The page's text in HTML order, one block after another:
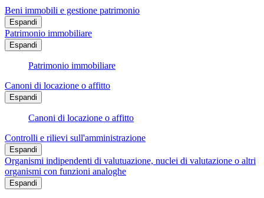
Beni immobili e gestione patrimonio
Espandi
Patrimonio immobiliare
Espandi
Patrimonio immobiliare
Canoni di locazione o affitto
Espandi
Canoni di locazione o affitto
Controlli e rilievi sull'amministrazione
Espandi
Organismi indipendenti di valutuazione, nuclei di valutazione o altri
organismi con funzioni analoghe
Espandi